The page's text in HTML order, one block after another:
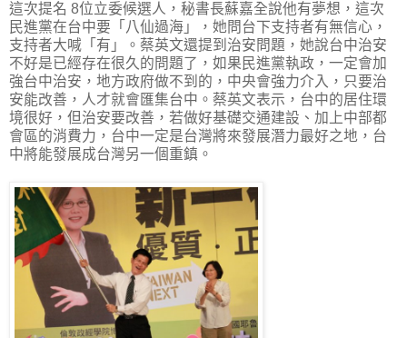
這次提名 8位立委候選人，秘書長蘇嘉全說他有夢想，這次
民進黨在台中要「八仙過海」，她問台下支持者有無信心，
支持者大喊「有」。蔡英文還提到治安問題，她說台中治安
不好是已經存在很久的問題了，如果民進黨執政，一定會加
強台中治安，地方政府做不到的，中央會強力介入，只要治
安能改善，人才就會匯集台中。蔡英文表示，台中的居住環
境很好，但治安要改善，若做好基礎交通建設、加上中部都
會區的消費力，台中一定是台灣將來發展潛力最好之地，台
中將能發展成台灣另一個重鎮。